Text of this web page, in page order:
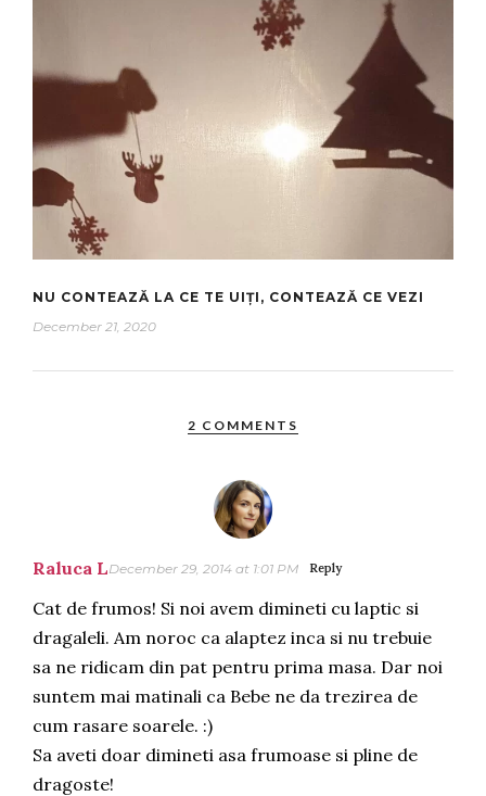
NU CONTEAZĂ LA CE TE UIȚI, CONTEAZĂ CE VEZI
December 21, 2020
2 COMMENTS
Raluca LDecember 29, 2014 at 1:01 PM Reply
Cat de frumos! Si noi avem dimineti cu laptic si
dragaleli. Am noroc ca alaptez inca si nu trebuie
sa ne ridicam din pat pentru prima masa. Dar noi
suntem mai matinali ca Bebe ne da trezirea de
cum rasare soarele. :)
Sa aveti doar dimineti asa frumoase si pline de
dragoste!